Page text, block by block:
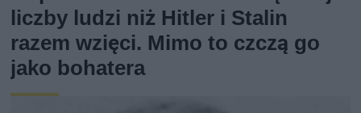
liczby ludzi niż Hitler i Stalin
razem wzięci. Mimo to czczą go
jako bohatera